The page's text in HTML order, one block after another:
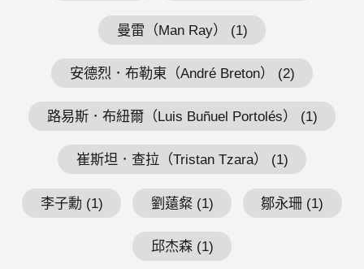
曼雷（Man Ray） (1)
安德烈．布勒東（André Breton） (2)
路易斯．布紐爾（Luis Buñuel Portolés） (1)
崔斯坦．查拉（Tristan Tzara） (1)
李子勳 (1) 劉薳粲 (1) 鄒永珊 (1)
邱杰森 (1)